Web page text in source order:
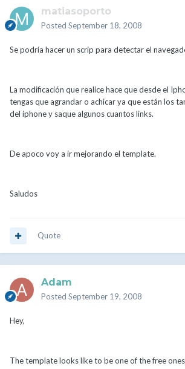
matiasoporto
Posted September 18, 2008
Se podría hacer un scrip para detectar el
La modificación que realice hace que desde el
tengas que agrandar o achicar ya que están los
del iphone y saque algunos cuantos links.
De apoco voy a ir mejorando el template.
Saludos
Quote
Adam
Posted September 19, 2008
Hey,
The template looks like to be one of the free